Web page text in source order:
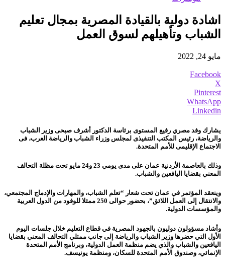
اشادة دولية بالقيادة المصرية بمجال تعليم
الشباب وتأهيلهم لسوق العمل
مايو 24, 2022
Facebook
X
Pinterest
WhatsApp
Linkedin
يشارك وفد مصري رفيع المستوى برئاسة الدكتور أشرف صبحى وزير الشباب
والرياضة، رئيس المكتب التنفيذى لمجلس وزراء الشباب والرياضة العرب، فى
الاجتماع الإقليمى للأمم المتحدة.
وذلك بالعاصمة الأردنية عمان على مدى يومي 23 و24 مايو تحت مظلة التحالف
المعني بقضايا اليافعين والشباب.
وينعقد المؤتمر في عمان تحت شعار “تعلم الشباب، والمهارات والإدماج المجتمعي،
والانتقال إلى العمل اللائق”، بحضور حوالى 250 ممثلا للوفود من الدول العربية
والمؤسسات الدولية.
وأشاد مسؤولون دوليون بالجهود المصرية في قطاع التعليم خلال جلسات اليوم
الأول التي حضرها وزير الشباب والرياضة إلى جانب ممثلي التحالف المعني بقضايا
اليافعين والشباب والذي يضم منظمة العمل الدولية، وبرنامج الأمم المتحدة
الإنمائي، وصندوق الأمم المتحدة للسكان، ومنظمة يونيسف.